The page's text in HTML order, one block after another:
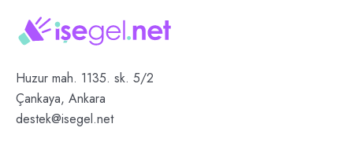
Huzur mah. 1135. sk. 5/2
Çankaya, Ankara
destek@isegel.net